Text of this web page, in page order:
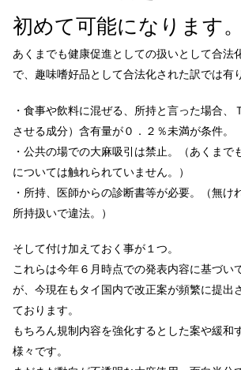
初めて可能になります。
あくまでも健康促進としての扱いとして合法
で、趣味嗜好品として合法化された訳では有
・食事や飲料に混ぜる、所持と言った場合、
させる成分）含有量が０．２％未満が条件。
・公共の場での大麻吸引は禁止。（あくまで
については触れられていません。）
・所持、医師からの診断書等が必要。（無け
所持扱いで違法。）
そして付け加えておく事が１つ。
これらは今年６月時点での発表内容に基づい
が、今現在もタイ国内で改正案が頻繁に提出
ております。
もちろん規制内容を強化するとした案や緩和
様々です。